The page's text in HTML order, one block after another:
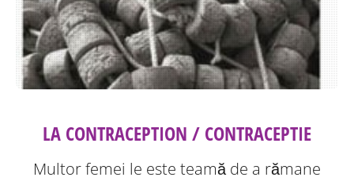
LA CONTRACEPTION / CONTRACEPTIE
Multor femei le este teamă de a rămane